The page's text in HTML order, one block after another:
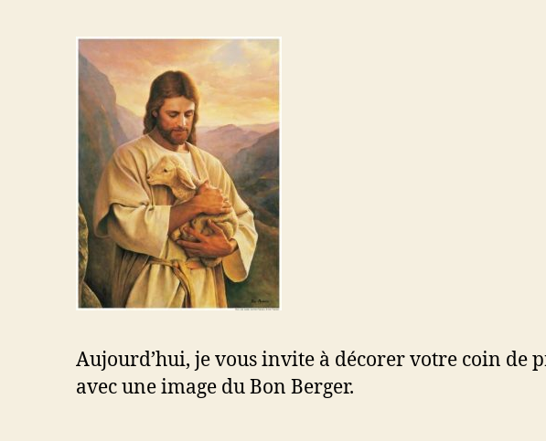
Aujourd’hui, je vous invite à décorer votre coin de
avec une image du Bon Berger.